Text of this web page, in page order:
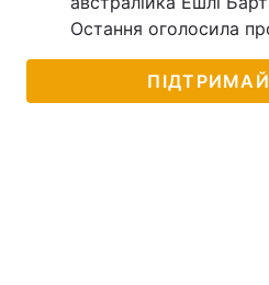
Остання оголосила